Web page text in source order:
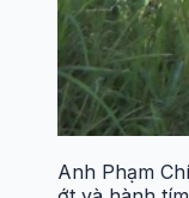
Anh Phạm